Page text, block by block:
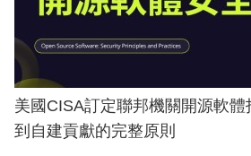
美國CISA訂定聯邦機關開源軟
到自建貢獻的完整原則